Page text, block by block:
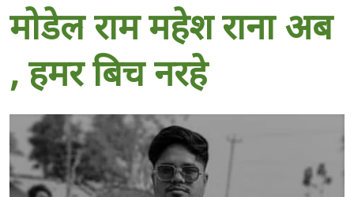
माेडेल राम महेश राना अब
, हमर बिच नरहे